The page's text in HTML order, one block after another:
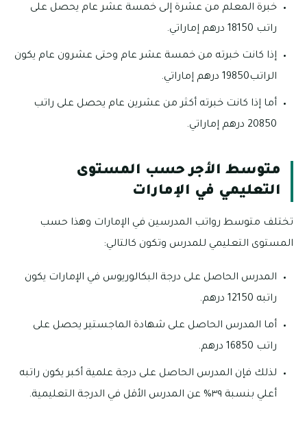
خبرة المعلم من عشرة إلى خمسة عشر عام يحصل على
راتب 18150 درهم إماراتي.
إذا كانت خبرته من خمسة عشر عام وحتى عشرون عام يكون
الراتب19850 درهم إماراتي.
أما إذا كانت خبرته أكثر من عشرين عام يحصل على راتب
20850 درهم إماراتي.
متوسط الأجر حسب المستوى
التعليمي في الإمارات
تختلف متوسط رواتب المدرسين في الإمارات وهذا حسب
المستوى التعليمي للمدرس وتكون كالتالي:
المدرس الحاصل على درجة البكالوريوس في الإمارات يكون
راتبه 12150 درهم.
أما المدرس الحاصل على شهادة الماجستير يحصل على
راتب 16850 درهم.
لذلك فإن المدرس الحاصل على درجة علمية أكبر يكون راتبه
أعلي بنسبة ٣٩% عن المدرس الأقل في الدرجة التعليمية.